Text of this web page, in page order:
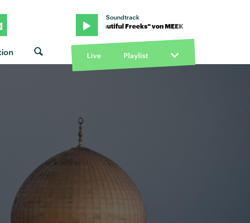
Soundtrack
MEEK · "Beautiful Freeks" von MEEK · "Beautiful Freeks" von MEEK
Live Playlist